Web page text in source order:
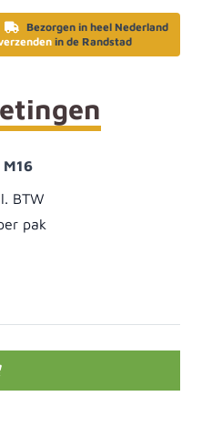
Bezorgen in heel Nederland
in de Randstad